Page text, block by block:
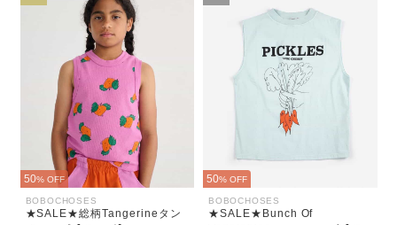
50% OFF
BOBOCHOSES
★SALE★総柄Tangerineタン
50% OFF
BOBOCHOSES
★SALE★Bunch Of